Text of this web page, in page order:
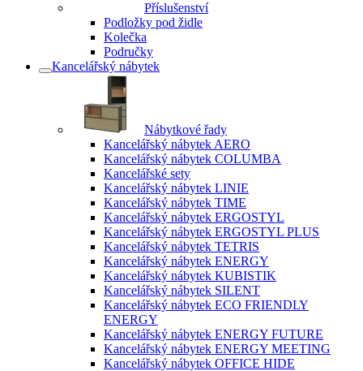
Příslušenství
Podložky pod židle
Kolečka
Područky
Kancelářský nábytek
Nábytkové řady
Kancelářský nábytek AERO
Kancelářský nábytek COLUMBA
Kancelářské sety
Kancelářský nábytek LINIE
Kancelářský nábytek TIME
Kancelářský nábytek ERGOSTYL
Kancelářský nábytek ERGOSTYL PLUS
Kancelářský nábytek TETRIS
Kancelářský nábytek ENERGY
Kancelářský nábytek KUBISTIK
Kancelářský nábytek SILENT
Kancelářský nábytek ECO FRIENDLY
ENERGY
Kancelářský nábytek ENERGY FUTURE
Kancelářský nábytek ENERGY MEETING
Kancelářský nábytek OFFICE HIDE